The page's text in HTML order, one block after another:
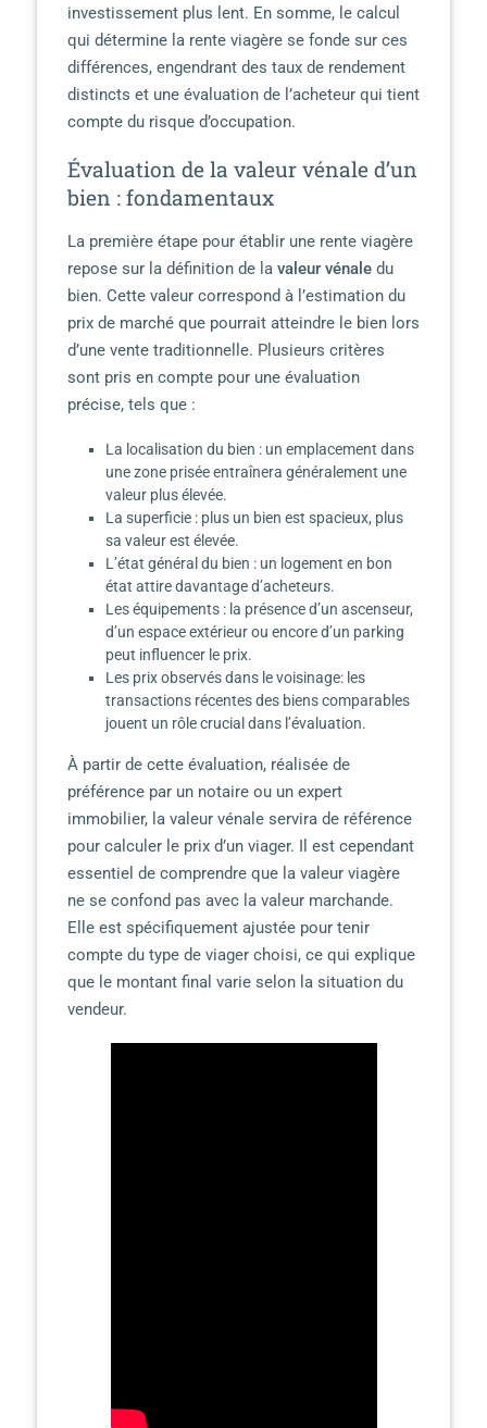
investissement plus lent. En somme, le calcul
qui détermine la rente viagère se fonde sur ces
différences, engendrant des taux de rendement
distincts et une évaluation de l’acheteur qui tient
compte du risque d’occupation.
Évaluation de la valeur vénale d’un
bien : fondamentaux
La première étape pour établir une rente viagère
repose sur la définition de la valeur vénaledu
bien. Cette valeur correspond à l’estimation du
prix de marché que pourrait atteindre le bien lors
d’une vente traditionnelle. Plusieurs critères
sont pris en compte pour une évaluation
précise, tels que :
La localisation du bien : un emplacement dans
une zone prisée entraînera généralement une
valeur plus élevée.
La superficie : plus un bien est spacieux, plus
sa valeur est élevée.
L’état général du bien : un logement en bon
état attire davantage d’acheteurs.
Les équipements : la présence d’un ascenseur,
d’un espace extérieur ou encore d’un parking
peut influencer le prix.
Les prix observés dans le voisinage: les
transactions récentes des biens comparables
jouent un rôle crucial dans l’évaluation.
À partir de cette évaluation, réalisée de
préférence par un notaire ou un expert
immobilier, la valeur vénale servira de référence
pour calculer le prix d’un viager. Il est cependant
essentiel de comprendre que la valeur viagère
ne se confond pas avec la valeur marchande.
Elle est spécifiquement ajustée pour tenir
compte du type de viager choisi, ce qui explique
que le montant final varie selon la situation du
vendeur.